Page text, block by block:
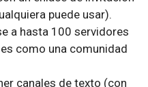
puede usar).
a hasta 100 servidores
como una comunidad
canales de texto (con